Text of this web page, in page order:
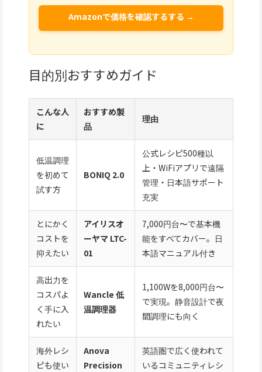
Amazonで価格を確認するする →
目的別おすすめガイド
こんな人
に
おすすめ製
品
理由
低温調理
を初めて
試す方
BONIQ 2.0
公式レシピ500種以
上・WiFiアプリで遠隔
管理・日本語サポート
充実
とにかく
コストを
抑えたい
アイリスオ
ーヤマ LTC-
01
7,000円台〜で基本機
能をすべてカバー。日
本語マニュアル付き
高出力を
コスパよ
く手に入
れたい
Wancle 低
温調理器
1,100Wを8,000円台〜
で実現。静音設計で夜
間調理にも向く
海外レシ
ピも使い
Anova
Precision
英語圏で広く使われて
いるコミュニティレシ